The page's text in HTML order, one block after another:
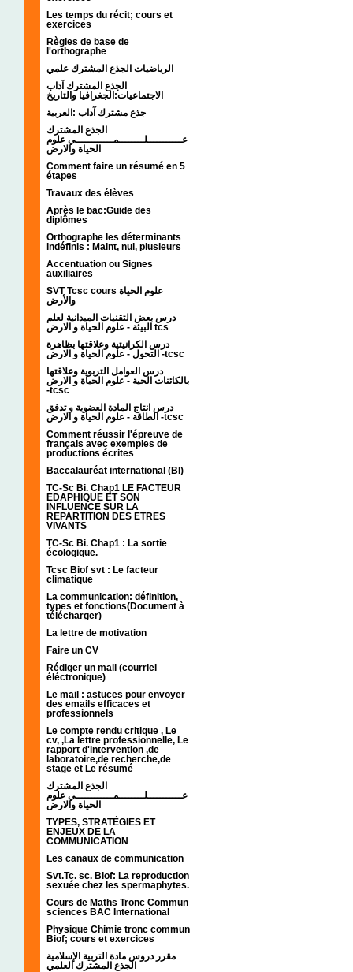
Les temps du récit; cours et
exercices
Règles de base de
l'orthographe
الرياضيات الجذع المشترك علمي
الجذع المشترك آداب
الاجتماعيات:الجغرافيا والتاريخ
جذع مشترك آداب :العربية
الجذع المشترك
عـــــــــــلــــــــمــــــــــــي علوم
الحياة والارض
Comment faire un résumé en 5
étapes
Travaux des élèves
Après le bac:Guide des
diplômes
Orthographe les déterminants
indéfinis : Maint, nul, plusieurs
Accentuation ou Signes
auxiliaires
SVT Tcsc cours علوم الحياة
والأرض
درس بعض التقنيات الميدانية لعلم
البيئة - علوم الحياة و الارض tcs
درس الكرانيتية وعلاقتها بظاهرة
التحول - علوم الحياة و الارض -tcsc
درس العوامل التربوية وعلاقتها
بالكائنات الحية - علوم الحياة و الارض
-tcsc
درس انتاج المادة العضوية و تدفق
الطاقة - علوم الحياة و الارض -tcsc
Comment réussir l'épreuve de
français avec exemples de
productions écrites
Baccalauréat international (BI)
TC-Sc Bi. Chap1 LE FACTEUR
EDAPHIQUE ET SON
INFLUENCE SUR LA
REPARTITION DES ETRES
VIVANTS
TC-Sc Bi. Chap1 : La sortie
écologique.
Tcsc Biof svt : Le facteur
climatique
La communication: définition,
types et fonctions(Document à
télécharger)
La lettre de motivation
Faire un CV
Rédiger un mail (courriel
éléctronique)
Le mail : astuces pour envoyer
des emails efficaces et
professionnels
Le compte rendu critique , Le
cv, ,La lettre professionnelle, Le
rapport d'intervention ,de
laboratoire,de recherche,de
stage et Le résumé
الجذع المشترك
عـــــــــــلــــــــمــــــــــــي علوم
الحياة والارض
TYPES, STRATÉGIES ET
ENJEUX DE LA
COMMUNICATION
Les canaux de communication
Svt.Tc. sc. Biof: La reproduction
sexuée chez les spermaphytes.
Cours de Maths Tronc Commun
sciences BAC International
Physique Chimie tronc commun
Biof; cours et exercices
مقرر دروس مادة التربية الإسلامية
الجذع المشترك العلمي